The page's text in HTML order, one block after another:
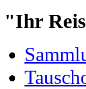
"Ihr